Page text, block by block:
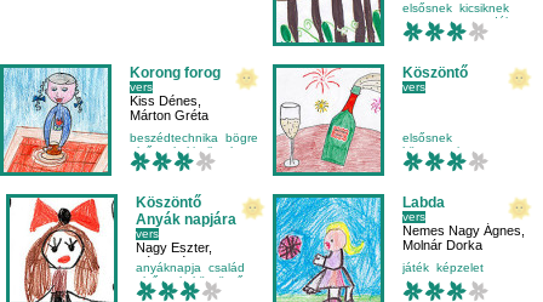
elsősnek kicsiknek
mese-vers
mondóka
Korong forog
vers
Kiss Dénes
Márton Gréta
beszédtechnika
bögre
elsősnek kicsiknek
Köszöntő
vers
elsősnek
környezetismeret
köszöntő mese-vers
Köszöntő
Anyák napjára
vers
Nagy Eszter,
Tótth Réka
anyáknapja
család
elsősnek köszöntő
Labda
vers
Nemes Nagy Ágnes
Molnár Dorka
játék képzelet
mese-vers
mozgásfejlesztés